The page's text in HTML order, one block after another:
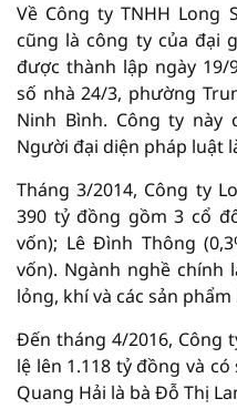
Về Công ty TNHH Long
cũng là công ty của đại
được thành lập ngày 19/
số nhà 24/3, phường
Ninh Bình. Công ty này
Người đại diện pháp luật
Tháng 3/2014, Công ty
390 tỷ đồng gồm 3 cổ
vốn); Lê Đình Thông
vốn). Ngành nghề chính
lỏng, khí và các sản
Đến tháng 4/2016, Công
lệ lên 1.118 tỷ đồng và
Quang Hải là bà Đỗ Thị